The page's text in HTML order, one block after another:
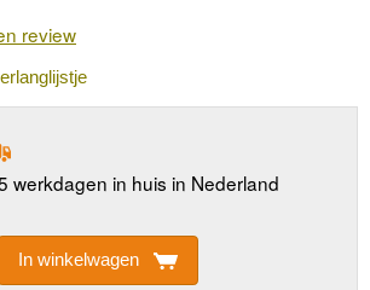
review
werkdagen in huis in Nederland
In winkelwagen